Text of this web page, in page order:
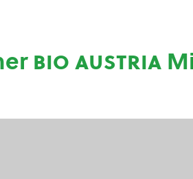
bio austria